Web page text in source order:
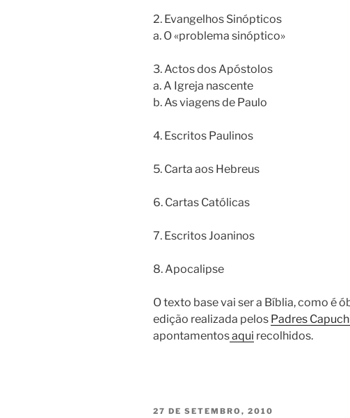
2. Evangelhos Sinópticos
a. O «problema sinóptico»
3. Actos dos Apóstolos
a. A Igreja nascente
b. As viagens de Paulo
4. Escritos Paulinos
5. Carta aos Hebreus
6. Cartas Católicas
7. Escritos Joaninos
8. Apocalipse
O texto base vai ser a Bíblia, como é
edição realizada pelos Padres
apontamentosaqui recolhidos.
PUBLICADO
27 DE SETEMBRO, 2010